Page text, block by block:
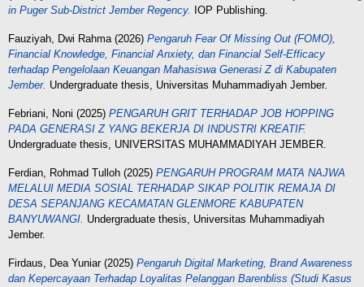
in Puger Sub-District Jember Regency.
IOP Publishing.
Fauziyah, Dwi Rahma(2026) Pengaruh Fear Of Missing Out (FOMO),
Financial Knowledge, Financial Anxiety, dan Financial Self-Efficacy
terhadap Pengelolaan Keuangan Mahasiswa Generasi Z di Kabupaten
Jember. Undergraduate thesis, Universitas Muhammadiyah Jember.
Febriani, Noni (2025) PENGARUH GRIT TERHADAP JOB HOPPING
PADA GENERASI Z YANG BEKERJA DI INDUSTRI KREATIF.
Undergraduate thesis, UNIVERSITAS MUHAMMADIYAH JEMBER.
Ferdian, Rohmad Tulloh (2025) PENGARUH PROGRAM MATA NAJWA
MELALUI MEDIA SOSIAL TERHADAP SIKAP POLITIK REMAJA DI
DESA SEPANJANG KECAMATAN GLENMORE KABUPATEN
BANYUWANGI. Undergraduate thesis, Universitas Muhammadiyah
Jember.
Firdaus, Dea Yuniar(2025) Pengaruh Digital Marketing, Brand Awareness
dan Kepercayaan Terhadap Loyalitas Pelanggan Barenbliss (Studi Kasus